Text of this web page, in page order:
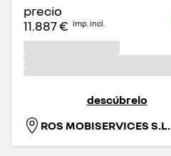
precio
11.887 € imp. incl.
descúbrelo
ROS MOBISERVICES S.L.